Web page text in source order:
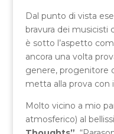
Dal punto di vista
bravura dei musicisti
è sotto l’aspetto
ancora una volta
genere, progenitore
metta alla prova con
Molto vicino a mio
atmosferico) al